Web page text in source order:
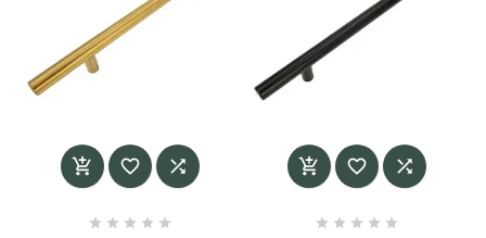
  
    
  
    